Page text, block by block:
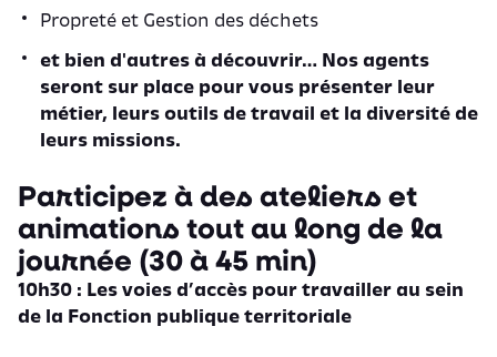
Propreté et Gestion des déchets
et bien d'autres à découvrir… Nos agents
seront sur place pour vous présenter leur
métier, leurs outils de travail et la diversité de
leurs missions.
Participez à des ateliers et
animations tout au long de la
journée (30 à 45 min)
10h30 : Les voies d’accès pour travailler au sein
de la Fonction publique territoriale